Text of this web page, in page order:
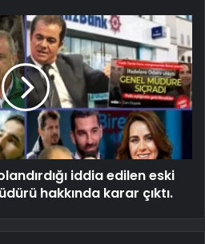
iddia edilen eski
hakkında karar çıktı.